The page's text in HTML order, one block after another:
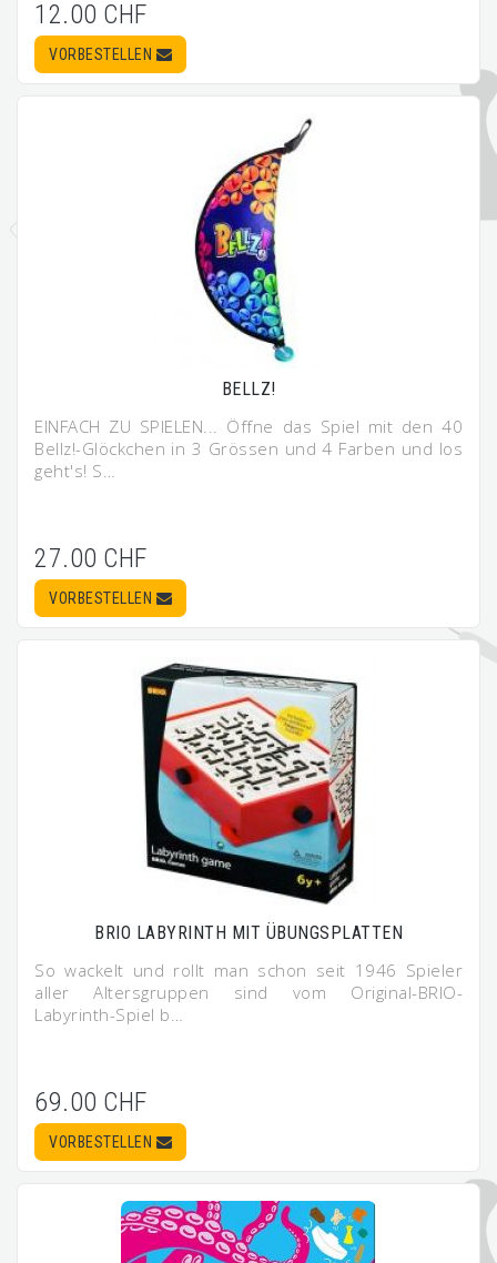
12.00 CHF
VORBESTELLEN
BELLZ!
EINFACH ZU SPIELEN... Öffne das Spiel mit den 40
Bellz!-Glöckchen in 3 Grössen und 4 Farben und los
geht's! S…
27.00 CHF
VORBESTELLEN
BRIO LABYRINTH MIT ÜBUNGSPLATTEN
So wackelt und rollt man schon seit 1946 Spieler
aller Altersgruppen sind vom Original-BRIO-
Labyrinth-Spiel b…
69.00 CHF
VORBESTELLEN